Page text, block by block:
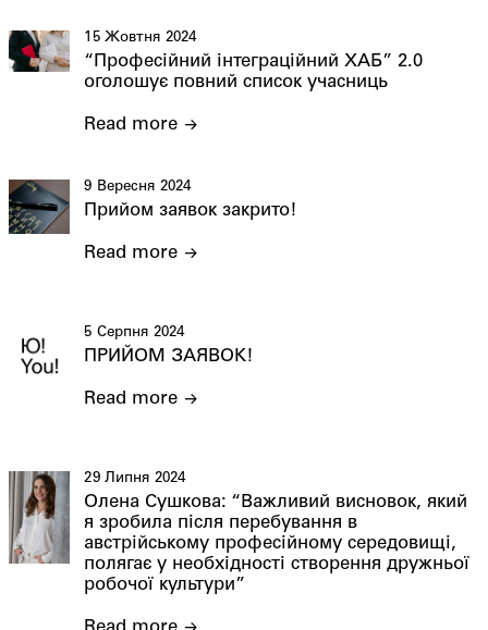
15 Жовтня 2024
“Професійний інтеграційний ХАБ” 2.0
оголошує повний список учасниць
Read more
9 Вересня 2024
Прийом заявок закрито!
Read more
5 Серпня 2024
ПРИЙОМ ЗАЯВОК!
Read more
29 Липня 2024
Олена Сушкова: “Важливий висновок, який
я зробила після перебування в
австрійському професійному середовищі,
полягає у необхідності створення дружньої
робочої культури”